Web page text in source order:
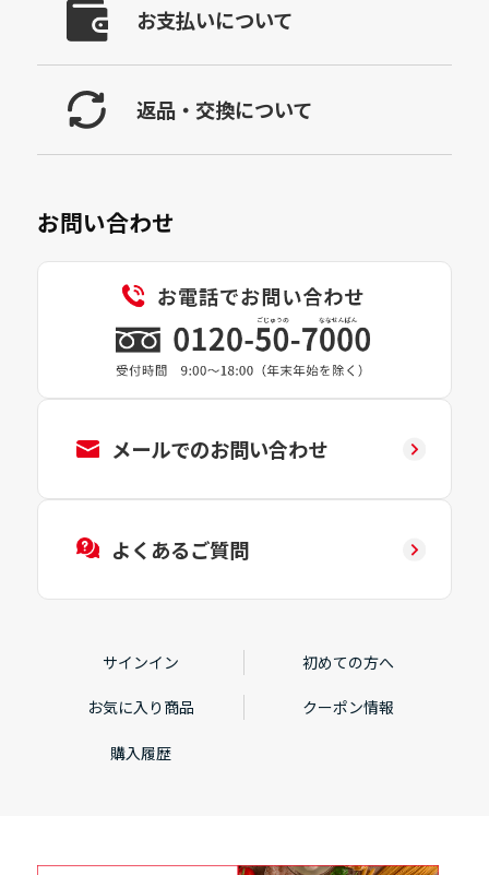
お支払いについて
返品・交換について
お問い合わせ
メールでのお問い合わせ
よくあるご質問
サインイン 初めての方へ
お気に入り商品 クーポン情報
購入履歴